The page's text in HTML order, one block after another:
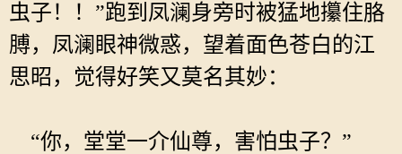
虫子！！”跑到凤澜身旁时被猛地攥住胳
膊，凤澜眼神微惑，望着面色苍白的江
思昭，觉得好笑又莫名其妙：
“你，堂堂一介仙尊，害怕虫子？”